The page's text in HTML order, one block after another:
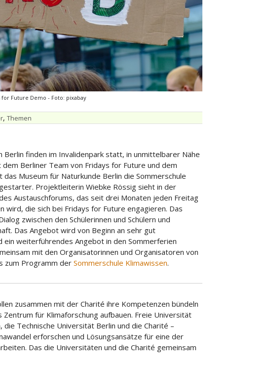
Future Demo - Foto: pixabay
, Themen
finden im Invalidenpark statt, in unmittelbarer Nähe
Berliner Team von Fridays for Future und dem
Museum für Naturkunde Berlin die Sommerschule
Projektleiterin Wiebke Rössig sieht in der
Austauschforums, das seit drei Monaten jeden Freitag
wird, die sich bei Fridays for Future engagieren. Das
zwischen den Schülerinnen und Schülern und
Das Angebot wird von Beginn an sehr gut
ein weiterführendes Angebot in den Sommerferien
mit den Organisatorinnen und Organisatoren von
zum Programm der Sommerschule Klimawissen.
zusammen mit der Charité ihre Kompetenzen bündeln
Zentrum für Klimaforschung aufbauen. Freie Universität
Technische Universität Berlin und die Charité –
erforschen und Lösungsansätze für eine der
Das die Universitäten und die Charité gemeinsam